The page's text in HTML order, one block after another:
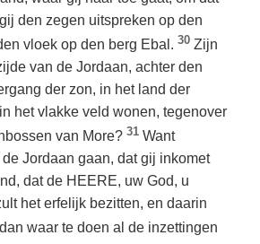
den zegen uitspreken op den
vloek op den berg Ebal. 30 Zijn
van de Jordaan, achter den
der zon, in het land der
het vlakke veld wonen, tegenover
van More? 31 Want
Jordaan gaan, dat gij inkomet
dat de HEERE, uw God, u
het erfelijk bezitten, en daarin
waar te doen al de inzettingen